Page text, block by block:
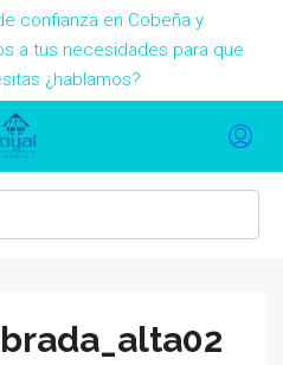
confianza en Cobeña y
a tus necesidades para que
¿hablamos?